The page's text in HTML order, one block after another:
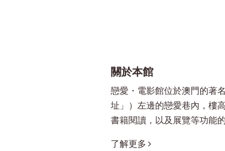
關於本館
戀愛・電影館位於澳門的著
址」）左邊的戀愛巷內，樓
書籍閱讀，以及展覽等功能的
了解更多